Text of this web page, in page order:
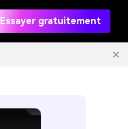
Essayer gratuitement